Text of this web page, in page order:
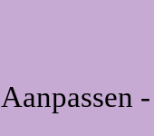
Aanpassen